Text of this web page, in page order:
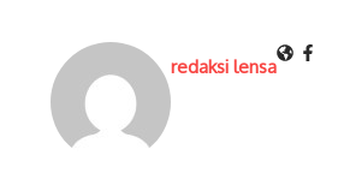
redaksi lensa